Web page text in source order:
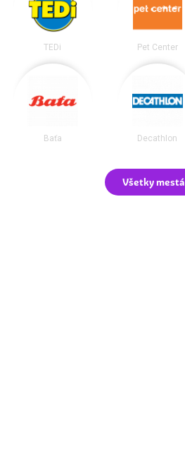
TEDi Pet Center
Baťa Decathlon
Všetky mestá